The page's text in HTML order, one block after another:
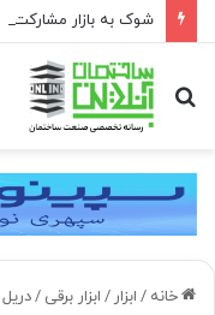
جستجو
برای
خانه / ابزار / ابزار برقی /دریل